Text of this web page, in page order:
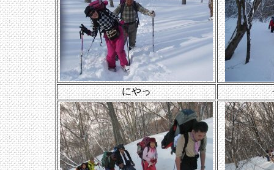
にやっ